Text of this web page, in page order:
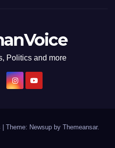
Politics and more
| Theme: Newsup by Themeansar.